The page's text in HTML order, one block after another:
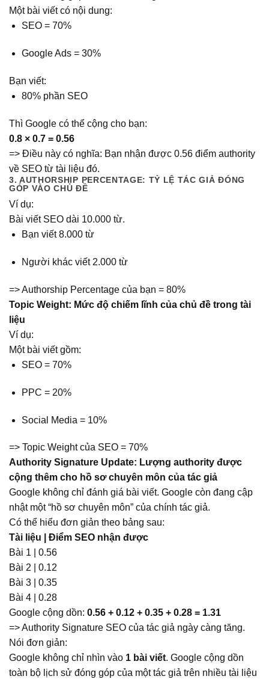
Một bài viết có nội dung:
SEO = 70%
Google Ads = 30%
Bạn viết:
80% phần SEO
Thì Google có thể cộng cho bạn:
0.8 × 0.7 = 0.56
=> Điều này có nghĩa: Bạn nhận được 0.56 điểm authority
về SEO từ tài liệu đó.
3. AUTHORSHIP PERCENTAGE: TỶ LỆ TÁC GIẢ ĐÓNG
GÓP VÀO CHỦ ĐỀ
Ví dụ:
Bài viết SEO dài 10.000 từ.
Bạn viết 8.000 từ
Người khác viết 2.000 từ
=> Authorship Percentage của bạn = 80%
Topic Weight: Mức độ chiếm lĩnh của chủ đề trong tài
liệu
Ví dụ:
Một bài viết gồm:
SEO = 70%
PPC = 20%
Social Media = 10%
=> Topic Weight của SEO = 70%
Authority Signature Update: Lượng authority được
cộng thêm cho hồ sơ chuyên môn của tác giả
Google không chỉ đánh giá bài viết. Google còn đang cập
nhật một “hồ sơ chuyên môn” của chính tác giả.
Có thể hiểu đơn giản theo bảng sau:
Tài liệu | Điểm SEO nhận được
Bài 1 | 0.56
Bài 2 | 0.12
Bài 3 | 0.35
Bài 4 | 0.28
Google cộng dồn: 0.56 + 0.12 + 0.35 + 0.28 = 1.31
=> Authority Signature SEO của tác giả ngày càng tăng.
Nói đơn giản:
Google không chỉ nhìn vào 1 bài viết. Google cộng dồn
toàn bộ lịch sử đóng góp của một tác giả trên nhiều tài liệu